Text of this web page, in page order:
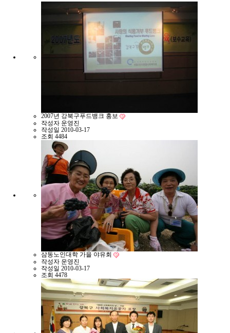
2007년 강북구푸드뱅크 홍보
작성자 운영진
작성일 2010-03-17
조회 4484
삼동노인대학 가을 야유회
작성자 운영진
작성일 2010-03-17
조회 4478